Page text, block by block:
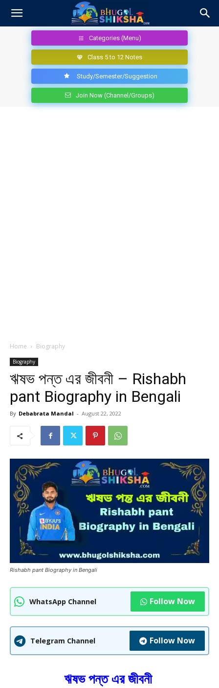
Categories (Menu)
Class 5 to 12 Notes
Study/Semester/Suggestion
Join Now (Channel/Groups)
Home Biography
Biography
ঋষভ পন্ত এর জীবনী – Rishabh
pant Biography in Bengali
By Debabrata Mandal - August 22, 2022
Rishabh pant Biography in Bengali
WhatsApp Channel Follow Now
Telegram Channel Follow Now
ঋষভ পন্ত এর জীবনী